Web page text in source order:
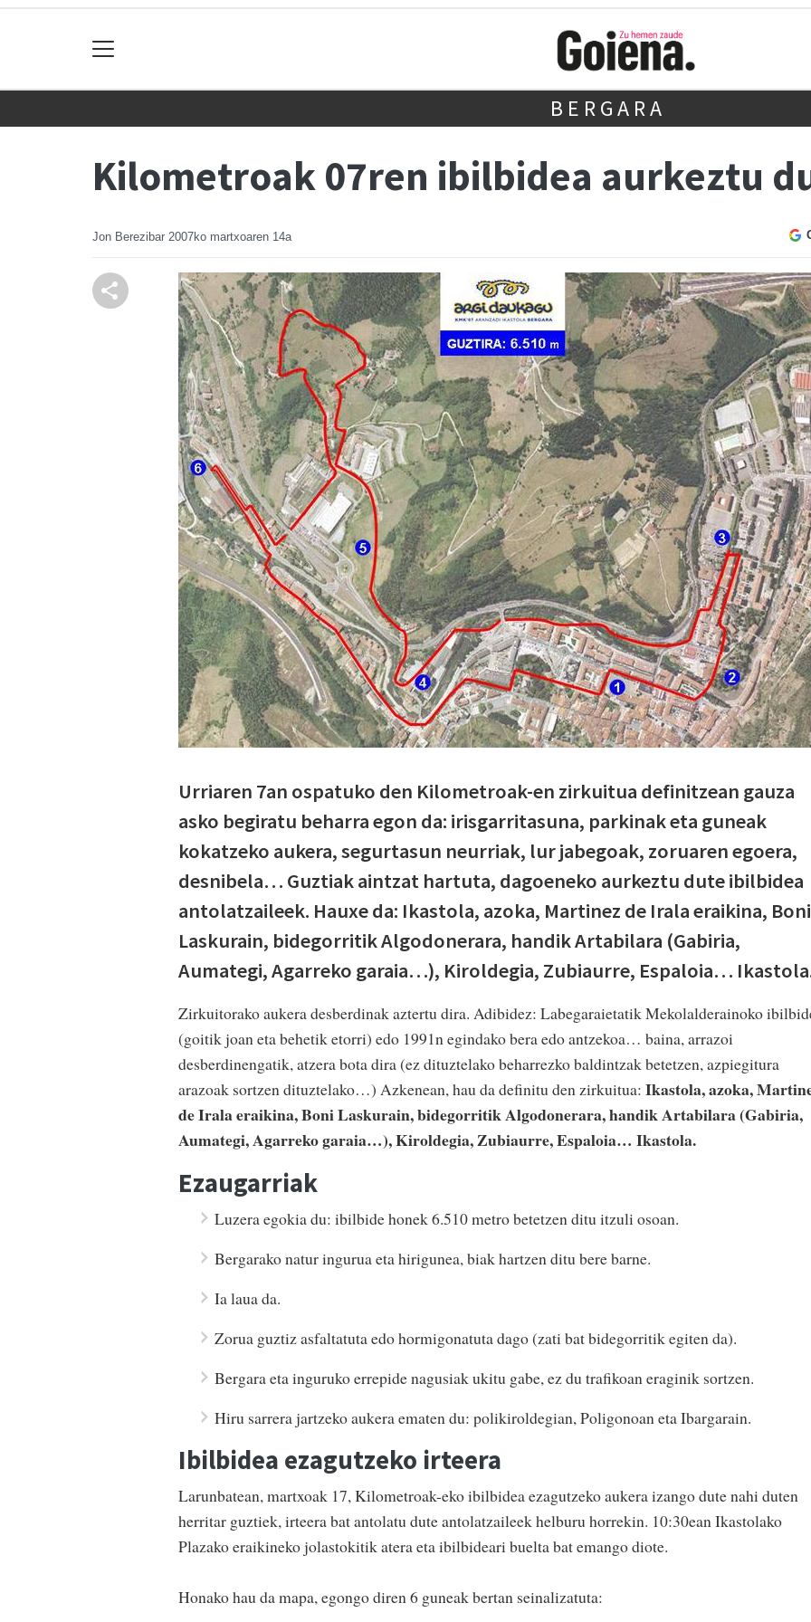
BERGARA
Kilometroak 07ren ibilbidea aurkeztu
Jon Berezibar 2007ko martxoaren 14a
Urriaren 7an ospatuko den Kilometroak-en zirkuitua definitzean gauza
asko begiratu beharra egon da: irisgarritasuna, parkinak eta guneak
kokatzeko aukera, segurtasun neurriak, lur jabegoak, zoruaren egoera,
desnibela… Guztiak aintzat hartuta, dagoeneko aurkeztu dute ibilbidea
antolatzaileek. Hauxe da: Ikastola, azoka, Martinez de Irala eraikina, Boni
Laskurain, bidegorritik Algodonerara, handik Artabilara (Gabiria,
Aumategi, Agarreko garaia…), Kiroldegia, Zubiaurre, Espaloia…
Zirkuitorako aukera desberdinak aztertu dira. Adibidez: Labegaraietatik Mekolalderainoko
(goitik joan eta behetik etorri) edo 1991n egindako bera edo antzekoa… baina, arrazoi
desberdinengatik, atzera bota dira (ez dituztelako beharrezko baldintzak betetzen, azpiegitura
arazoak sortzen dituztelako…) Azkenean, hau da definitu den zirkuitua: Ikastola, azoka,
de Irala eraikina, Boni Laskurain, bidegorritik Algodonerara, handik Artabilara (Gabiria,
Aumategi, Agarreko garaia…), Kiroldegia, Zubiaurre, Espaloia… Ikastola.
Ezaugarriak
Luzera egokia du: ibilbide honek 6.510 metro betetzen ditu itzuli osoan.
Bergarako natur ingurua eta hirigunea, biak hartzen ditu bere barne.
Ia laua da.
Zorua guztiz asfaltatuta edo hormigonatuta dago (zati bat bidegorritik egiten da).
Bergara eta inguruko errepide nagusiak ukitu gabe, ez du trafikoan eraginik sortzen.
Hiru sarrera jartzeko aukera ematen du: polikiroldegian, Poligonoan eta Ibargarain.
Ibilbidea ezagutzeko irteera
Larunbatean, martxoak 17, Kilometroak-eko ibilbidea ezagutzeko aukera izango dute nahi duten
herritar guztiek, irteera bat antolatu dute antolatzaileek helburu horrekin. 10:30ean Ikastolako
Plazako eraikineko jolastokitik atera eta ibilbideari buelta bat emango diote.
Honako hau da mapa, egongo diren 6 guneak bertan seinalizatuta: